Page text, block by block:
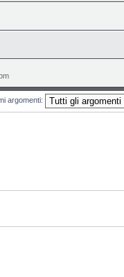
argomenti: